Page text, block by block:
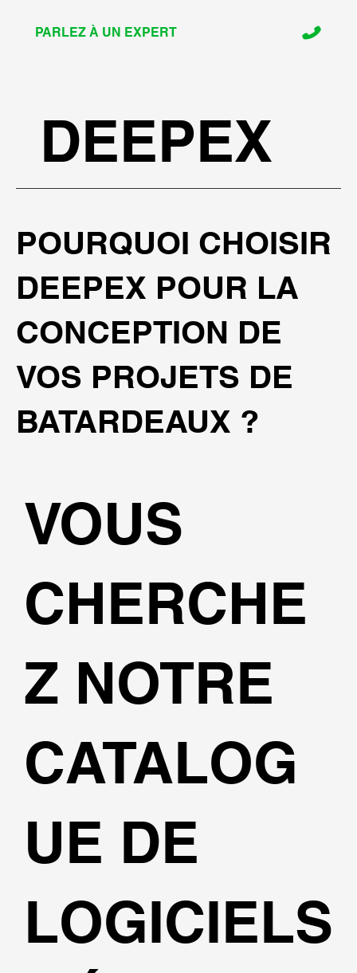
PARLEZ À UN EXPERT
DEEPEX
POURQUOI CHOISIR
DEEPEX POUR LA
CONCEPTION DE
VOS PROJETS DE
BATARDEAUX ?
VOUS
CHERCHE
Z NOTRE
CATALOG
UE DE
LOGICIELS